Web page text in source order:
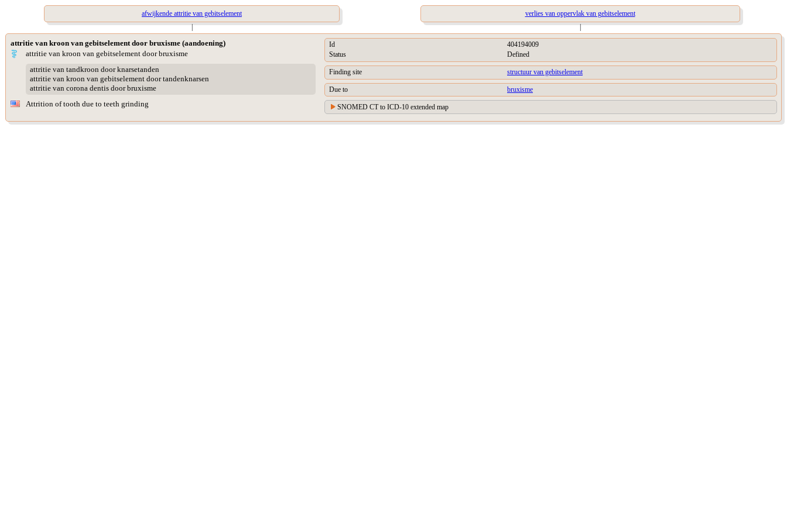
afwijkende attritie van gebitselement
verlies van oppervlak van gebitselement
|
|
attritie van kroon van gebitselement door bruxisme (aandoening)
attritie van kroon van gebitselement door bruxisme
attritie van tandkroon door knarsetanden
attritie van kroon van gebitselement door tandenknarsen
attritie van corona dentis door bruxisme
Attrition of tooth due to teeth grinding
Id
404194009
Status
Defined
Finding site structuur van gebitselement
Due to bruxisme
SNOMED CT to ICD-10 extended map